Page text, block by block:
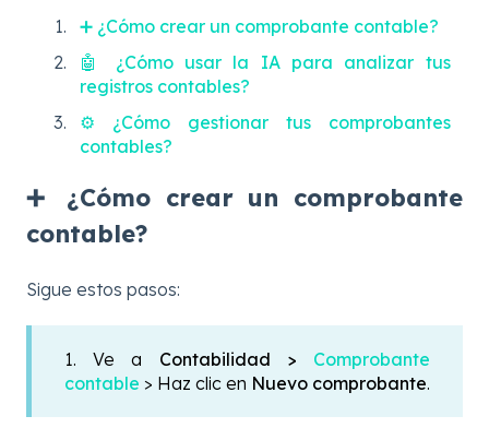
➕ ¿Cómo crear un comprobante contable?
🤖 ¿Cómo usar la IA para analizar tus
registros contables?
⚙️ ¿Cómo gestionar tus comprobantes
contables?
➕ ¿Cómo crear un comprobante
contable?
Sigue estos pasos:
1. Ve a Contabilidad > Comprobante
contable > Haz clic en Nuevo comprobante.